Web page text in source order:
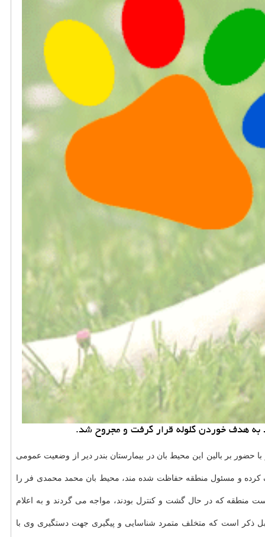
بر بالین این محیط بان در بیمارستان بندر دیر از وضعیت عمومی
کرده و مسئول منطقه حفاظت شده مند، محیط بان محمد محمدی فر را
منطقه که در حال گشت و کنترل بودند، مواجه می گردند و به اعلام
ذکر است که متخلف متمرد شناسایی و پیگیری جهت دستگیری وی با